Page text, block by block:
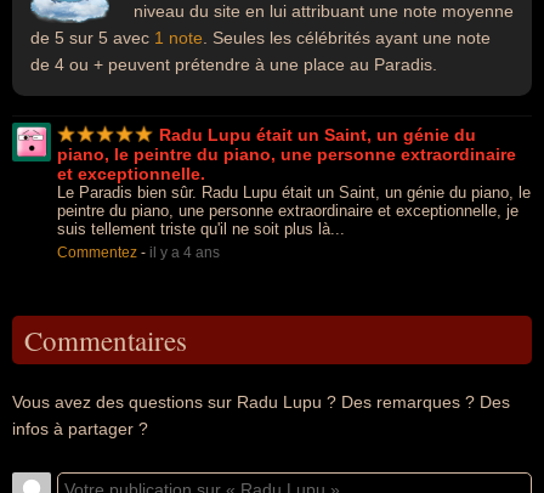
niveau du site en lui attribuant une note moyenne
de 5 sur 5 avec 1 note . Seules les célébrités ayant une note
de 4 ou + peuvent prétendre à une place au Paradis.
Radu Lupu était un Saint, un génie du
piano, le peintre du piano, une personne extraordinaire
et exceptionnelle.
Le Paradis bien sûr. Radu Lupu était un Saint, un génie du piano, le
peintre du piano, une personne extraordinaire et exceptionnelle, je
suis tellement triste qu'il ne soit plus là...
Commentez - il y a 4 ans
Commentaires
Vous avez des questions sur Radu Lupu ? Des remarques ? Des
infos à partager ?